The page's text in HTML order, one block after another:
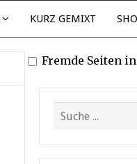
KURZ GEMIXT
Fremde Seiten